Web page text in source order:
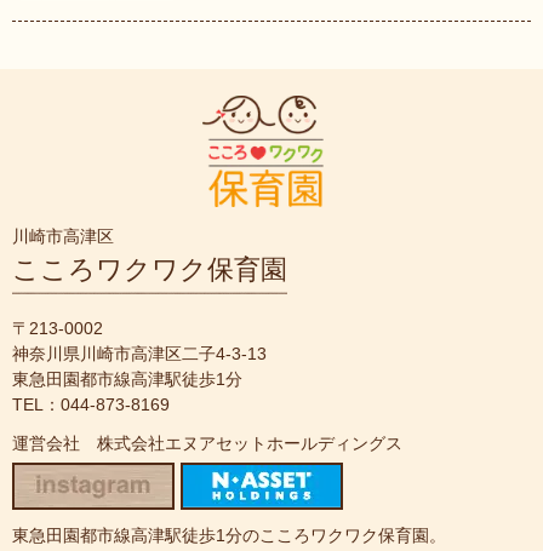
川崎市高津区
こころワクワク保育園
〒213-0002
神奈川県川崎市高津区二子4-3-13
東急田園都市線高津駅徒歩1分
TEL：044-873-8169
運営会社 株式会社エヌアセットホールディングス
東急田園都市線高津駅徒歩1分のこころワクワク保育園。